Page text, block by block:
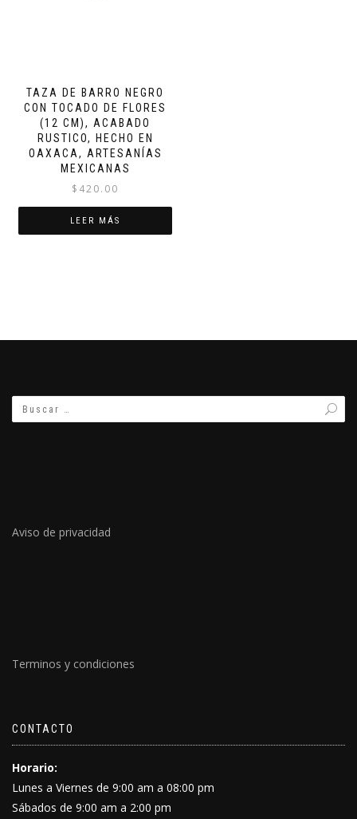
TAZA DE BARRO NEGRO
CON TOCADO DE FLORES
(12 CM), ACABADO
RUSTICO, HECHO EN
OAXACA, ARTESANÍAS
MEXICANAS
$ 420.00
LEER MÁS
Aviso de privacidad
Terminos y condiciones
CONTACTO
Horario:
Lunes a Viernes de 9:00 am a 08:00 pm
Sábados de 9:00 am a 2:00 pm